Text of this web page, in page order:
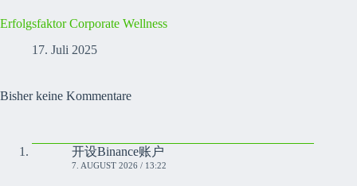
Erfolgsfaktor Corporate Wellness
17. Juli 2025
Bisher keine Kommentare
开设Binance账户
7. AUGUST 2026 / 13:22